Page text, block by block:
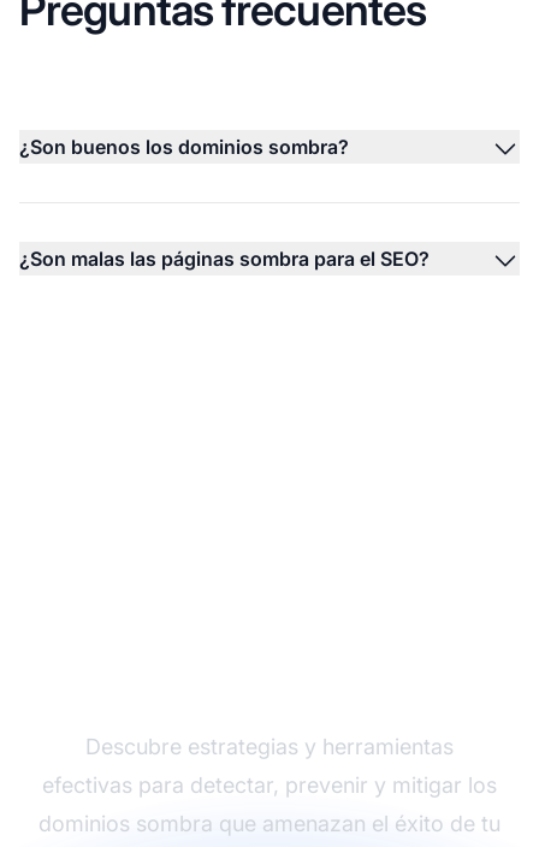
¿Son buenos los dominios sombra?
¿Son malas las páginas sombra para el SEO?
Descubre estrategias y herramientas
efectivas para detectar, prevenir y mitigar los
dominios sombra que amenazan el éxito de tu